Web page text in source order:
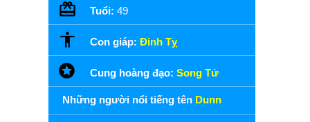
Tuổi: 49
Con giáp: Đinh Tỵ
Cung hoàng đạo: Song Tử
Những người nổi tiếng tên Dunn